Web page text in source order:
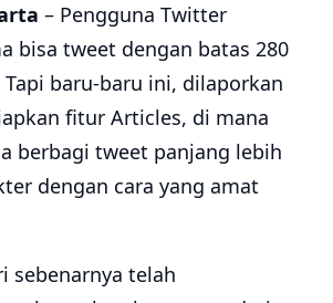
– Pengguna Twitter
bisa tweet dengan batas 280
baru-baru ini, dilaporkan
fitur Articles, di mana
berbagi tweet panjang lebih
dengan cara yang amat
sebenarnya telah